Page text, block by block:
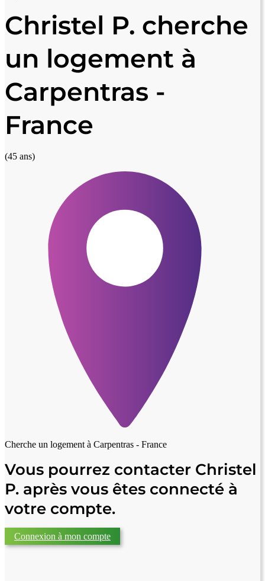
Christel P. cherche
un logement à
Carpentras -
France
(45 ans)
Cherche un logement à Carpentras - France
Vous pourrez contacter Christel
P. après vous êtes connecté à
votre compte.
Connexion à mon compte